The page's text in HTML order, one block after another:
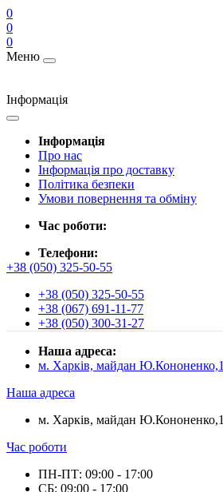
0
0
0
Меню
Інформація
Інформація
Про нас
Інформація про доставку
Політика безпеки
Умови повернення та обміну
Час роботи:
Телефони:
+38 (050) 325-50-55
+38 (050) 325-50-55
+38 (067) 691-11-77
+38 (050) 300-31-27
Наша адреса:
м. Харків, майдан Ю.Кононенко,1
Наша адреса
м. Харків, майдан Ю.Кононенко,1
Час роботи
ПН-ПТ: 09:00 - 17:00
СБ: 09:00 - 17:00